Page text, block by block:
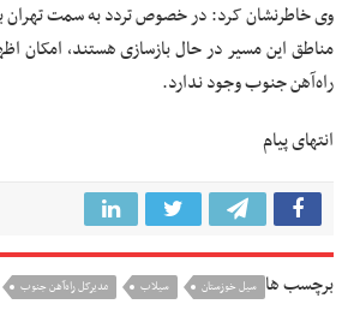
وی خاطرنشان کرد: در خصوص تردد به سمت تهران
مناطق این مسیر در حال بازسازی هستند، امکان
راه‌آهن جنوب وجود ندارد.
انتهای پیام
برچسب ها سیل خوزستان سیلاب مدیرکل راه‌آهن جنوب